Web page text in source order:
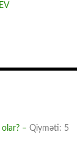
olar? – Qiyməti: 5